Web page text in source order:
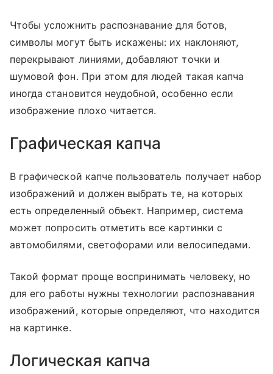
Чтобы усложнить распознавание для ботов,
символы могут быть искажены: их наклоняют,
перекрывают линиями, добавляют точки и
шумовой фон. При этом для людей такая капча
иногда становится неудобной, особенно если
изображение плохо читается.
Графическая капча
В графической капче пользователь получает набор
изображений и должен выбрать те, на которых
есть определенный объект. Например, система
может попросить отметить все картинки с
автомобилями, светофорами или велосипедами.
Такой формат проще воспринимать человеку, но
для его работы нужны технологии распознавания
изображений, которые определяют, что находится
на картинке.
Логическая капча